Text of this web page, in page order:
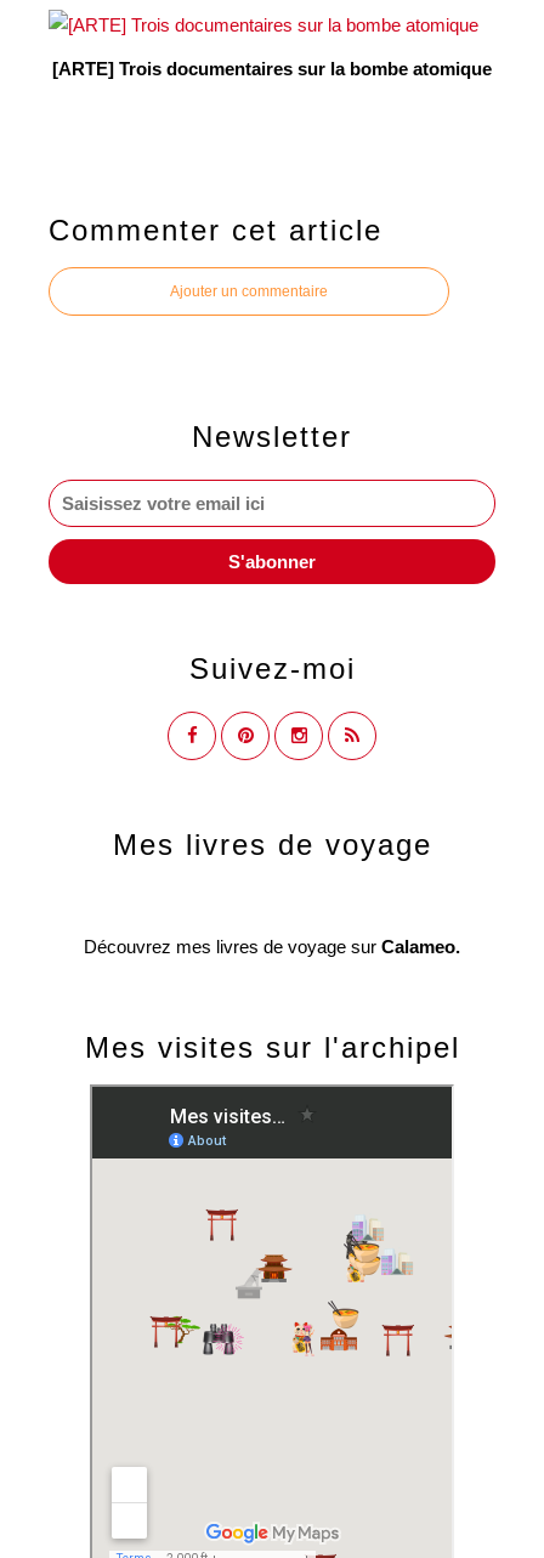
[ARTE] Trois documentaires sur la bombe atomique
Commenter cet article
Ajouter un commentaire
Newsletter
Suivez-moi
Mes livres de voyage
Découvrez mes livres de voyage sur Calameo.
Mes visites sur l'archipel